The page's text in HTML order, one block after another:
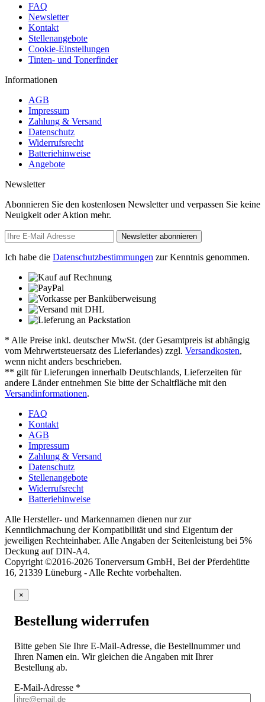
FAQ
Newsletter
Kontakt
Stellenangebote
Cookie-Einstellungen
Tinten- und Tonerfinder
Informationen
AGB
Impressum
Zahlung & Versand
Datenschutz
Widerrufsrecht
Batteriehinweise
Angebote
Newsletter
Abonnieren Sie den kostenlosen Newsletter und verpassen Sie keine
Neuigkeit oder Aktion mehr.
Newsletter abonnieren
Ich habe die Datenschutzbestimmungen zur Kenntnis genommen.
* Alle Preise inkl. deutscher MwSt. (der Gesamtpreis ist abhängig
vom Mehrwertsteuersatz des Lieferlandes) zzgl. Versandkosten,
wenn nicht anders beschrieben.
** gilt für Lieferungen innerhalb Deutschlands, Lieferzeiten für
andere Länder entnehmen Sie bitte der Schaltfläche mit den
Versandinformationen.
FAQ
Kontakt
AGB
Impressum
Zahlung & Versand
Datenschutz
Stellenangebote
Widerrufsrecht
Batteriehinweise
Alle Hersteller- und Markennamen dienen nur zur
Kenntlichmachung der Kompatibilität und sind Eigentum der
jeweiligen Rechteinhaber. Alle Angaben der Seitenleistung bei 5%
Deckung auf DIN-A4.
Copyright ©2016-2026 Tonerversum GmbH, Bei der Pferdehütte
16, 21339 Lüneburg - Alle Rechte vorbehalten.
×
Bestellung widerrufen
Bitte geben Sie Ihre E-Mail-Adresse, die Bestellnummer und
Ihren Namen ein. Wir gleichen die Angaben mit Ihrer
Bestellung ab.
E-Mail-Adresse *